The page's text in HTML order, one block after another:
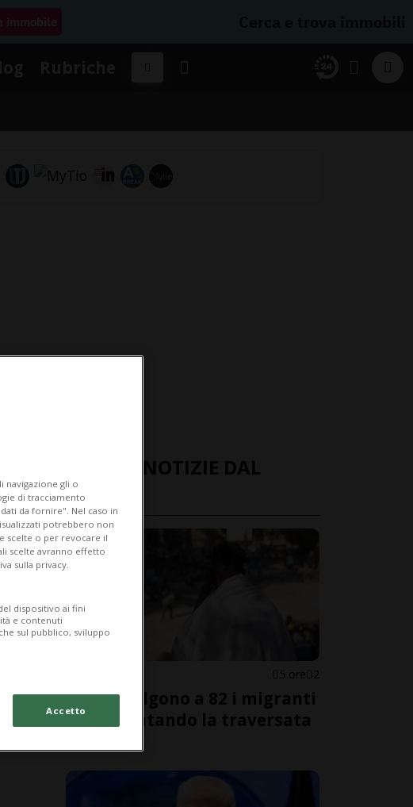
ULTIME NOTIZIE DAL
MONDO
5 ore 2
Ceuta, salgono a 82 i migranti
morti tentando la traversata
navigazione gli o
di tracciamento
da fornire". Nel caso in
potrebbero non
scelte o per revocare il
scelte avranno effetto
sulla privacy.
dispositivo ai fini
e contenuti
sul pubblico, sviluppo
Accetto